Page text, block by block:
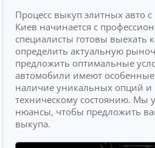
Процесс выкуп элитных авто
Киев начинается с
специалисты готовы выехать
определить актуальную
предложить оптимальные
автомобили имеют
наличие уникальных опций и
техническому состоянию. Мы
нюансы, чтобы предложить
выкупа.